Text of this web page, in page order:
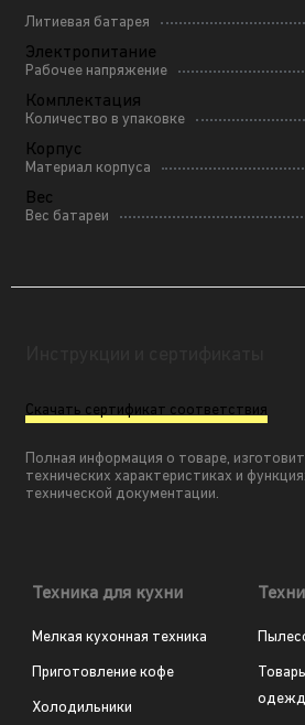
Литиевая батарея
Электропитание
Рабочее напряжение
Комплектация
Количество в упаковке
Корпус
Материал корпуса
Вес
Вес батареи
Скачать сертификат соответствия
Полная информация о товаре,
технических характеристиках и
технической документации.
Техника для кухни
Мелкая кухонная техника
Приготовление кофе
Холодильники